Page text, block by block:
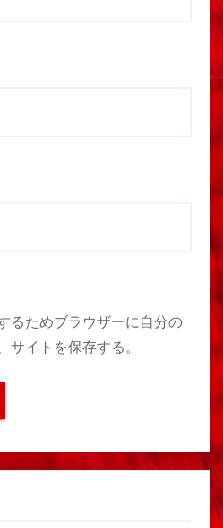
るためブラウザーに自分の
イトを保存する。